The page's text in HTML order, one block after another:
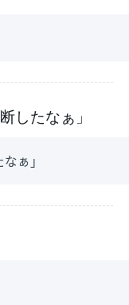
したなぁ」
ぁ」